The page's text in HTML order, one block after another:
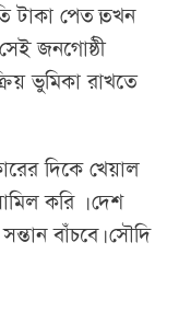
টাকা পেত।তখন
জনগোষ্ঠী
ভুমিকা রাখতে
দিকে খেয়াল
করি । দেশ
বাঁচবে। সৌদি